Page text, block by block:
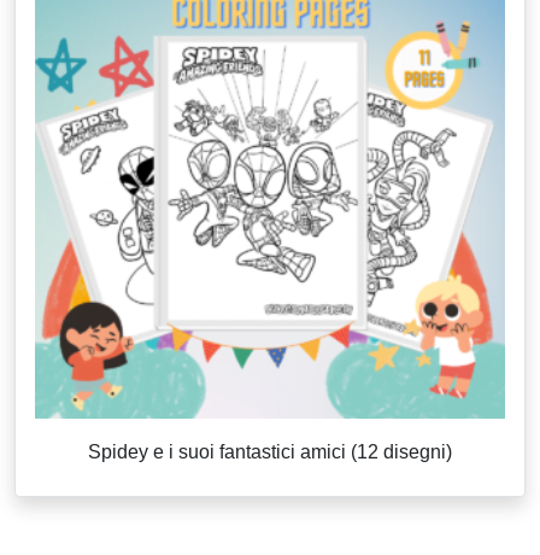
Spidey e i suoi fantastici amici (12 disegni)